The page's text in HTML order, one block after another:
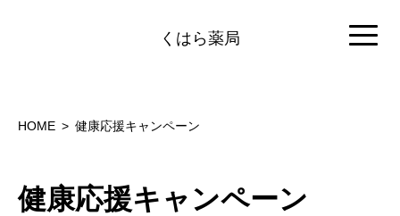
くはら薬局
HOME 健康応援キャンペーン
健康応援キャンペーン